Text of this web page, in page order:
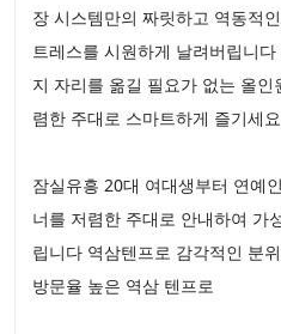
장 시스템만의 짜릿하고 역동적
트레스를 시원하게 날려버립니
지 자리를 옮길 필요가 없는 올
렴한 주대로 스마트하게 즐기세요
잠실유흥 20대 여대생부터 연예
너를 저렴한 주대로 안내하여 가
립니다 역삼텐프로 감각적인 분
방문율 높은 역삼 텐프로